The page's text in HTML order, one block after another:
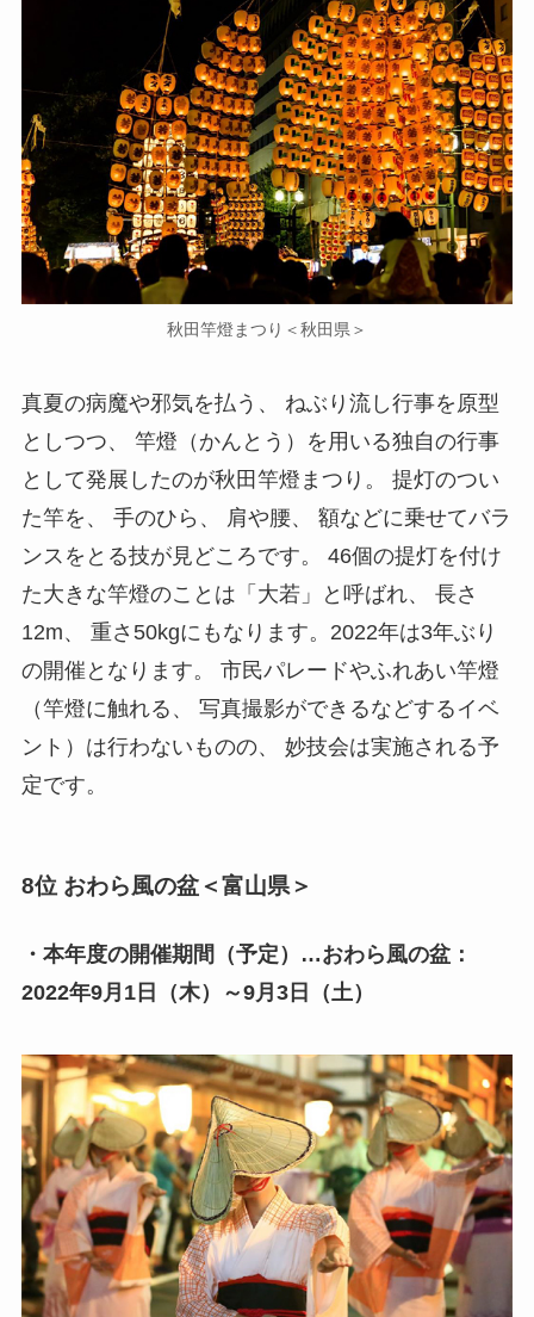
秋田竿燈まつり＜秋田県＞
真夏の病魔や邪気を払う、 ねぶり流し行事を原型
としつつ、 竿燈（かんとう）を用いる独自の行事
として発展したのが秋田竿燈まつり。 提灯のつい
た竿を、 手のひら、 肩や腰、 額などに乗せてバラ
ンスをとる技が見どころです。 46個の提灯を付け
た大きな竿燈のことは「大若」と呼ばれ、 長さ
12m、 重さ50kgにもなります。2022年は3年ぶり
の開催となります。 市民パレードやふれあい竿燈
（竿燈に触れる、 写真撮影ができるなどするイベ
ント）は行わないものの、 妙技会は実施される予
定です。
8位 おわら風の盆＜富山県＞
・本年度の開催期間（予定）…おわら風の盆：
2022年9月1日（木）～9月3日（土）